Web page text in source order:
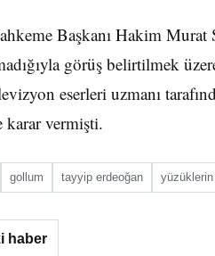
Başkanı Hakim Murat
görüş belirtilmek
eserleri uzmanı
vermişti.
gollum tayyip erdeoğan
haber